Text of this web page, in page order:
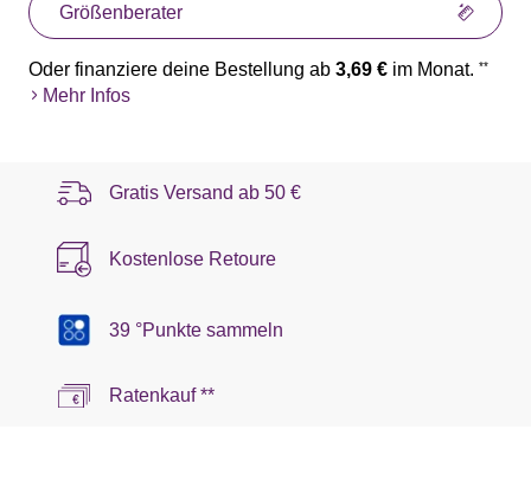
Größenberater
Oder finanziere deine Bestellung ab 3,69 € im Monat. **
Mehr Infos
Gratis Versand ab 50 €
Kostenlose Retoure
39 °Punkte sammeln
Ratenkauf **